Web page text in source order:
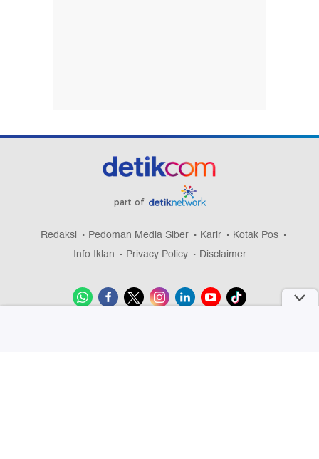
part of
Redaksi Pedoman Media Siber Karir
Kotak Pos
Info Iklan
Privacy Policy Disclaimer